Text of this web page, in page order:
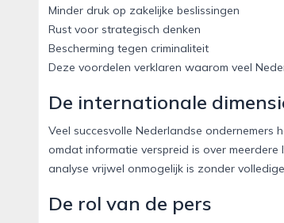
Minder druk op zakelijke beslissingen
Rust voor strategisch denken
Bescherming tegen criminaliteit
Deze voordelen verklaren waarom veel
De internationale
Veel succesvolle Nederlandse ondernemers
omdat informatie verspreid is over
analyse vrijwel onmogelijk is zonder
De rol van de pers